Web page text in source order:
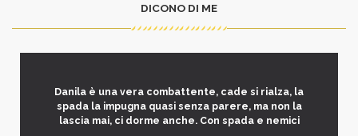
DICONO DI ME
Danila è una vera combattente, cade si rialza, la
spada la impugna quasi senza parere, ma non la
lascia mai, ci dorme anche. Con spada e nemici